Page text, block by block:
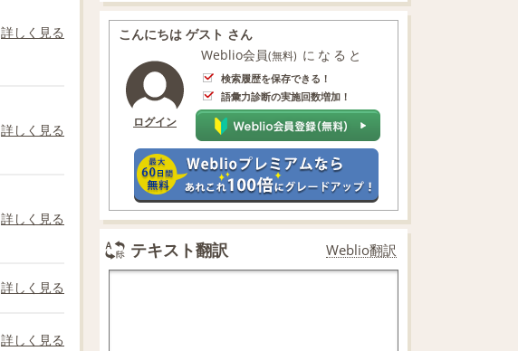
詳しく見る
詳しく見る
詳しく見る
詳しく見る
詳しく見る
こんにちは ゲスト さん
ログイン
Weblio会員(無料) になると
検索履歴を保存できる！
語彙力診断の実施回数増加！
テキスト翻訳 Weblio翻訳